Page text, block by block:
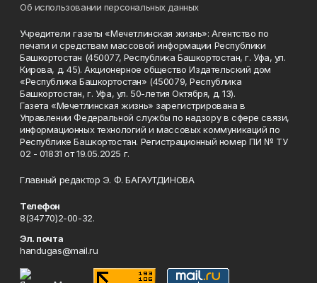
Об использовании персональных данных
Учредители газеты «Мечетлинская жизнь»: Агентство по
печати и средствам массовой информации Республики
Башкортостан (450077, Республика Башкортостан, г. Уфа, ул.
Кирова, д. 45). Акционерное общество Издательский дом
«Республика Башкортостан» (450079, Республика
Башкортостан, г. Уфа, ул. 50-летия Октября, д. 13).
Газета «Мечетлинская жизнь» зарегистрирована в
Управлении Федеральной службы по надзору в сфере связи,
информационных технологий и массовых коммуникаций по
Республике Башкортостан. Регистрационный номер ПИ № ТУ
02 - 01831 от 19.05.2025 г.
Главный редактор Э. Ф. БАГАУТДИНОВА
Телефон
8(34770)2-00-32.
Эл. почта
handugas@mail.ru